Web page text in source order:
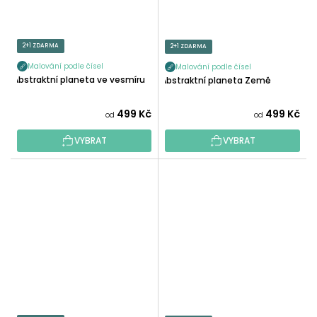
2+1 ZDARMA
Malování podle čísel
Abstraktní planeta ve vesmíru
od 499 Kč
VYBRAT
2+1 ZDARMA
Malování podle čísel
Abstraktní planeta Země
od 499 Kč
VYBRAT